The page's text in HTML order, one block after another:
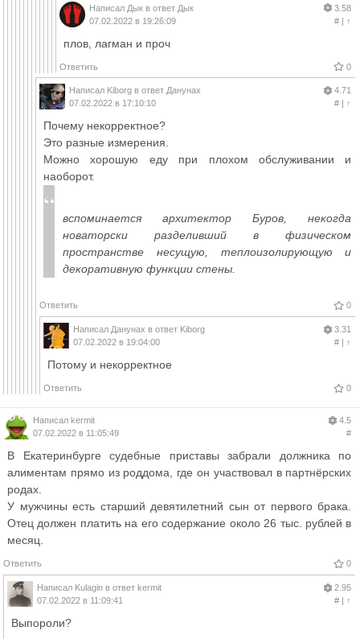
Написал Дык в ответ Дык
07.02.2022 в 19:26:09
3.58
#| ↑
плов, лагман и проч
Ответить 0
Написал Kiborg в ответ Данунах
07.02.2022 в 17:10:10
4.71
#| ↑
Почему некорректное?
Это разные измерения.
Можно хорошую еду при плохом обслуживании и
наоборот.
вспоминается архитектор Буров, некогда
новаторски разделивший в физическом
пространстве несущую, теплоизолирующую и
декоративную функции стены.
Ответить 0
Написал Данунах в ответ Kiborg
07.02.2022 в 19:04:00
3.31
#| ↑
Потому и некорректное
Ответить 0
Написал kermit
07.02.2022 в 11:05:49
4.5
#
В Екатеринбурге судебные приставы забрали должника по
алиментам прямо из роддома, где он участвовал в партнёрских
родах.
У мужчины есть старший девятилетний сын от первого брака.
Отец должен платить на его содержание около 26 тыс. рублей в
месяц.
Ответить 0
Написал Kulagin в ответ kermit
07.02.2022 в 11:09:41
2.95
#| ↑
Выпороли?